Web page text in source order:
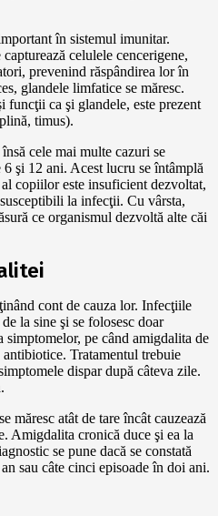
în sistemul imunitar.
celulele cencerigene,
prevenind răspândirea lor în
glandele limfatice se măresc.
funcţii ca şi glandele, este prezent
timus).
cele mai multe cazuri se
şi 12 ani. Acest lucru se întâmplă
copiilor este insuficient dezvoltat,
la infecţii. Cu vârsta,
ce organismul dezvoltă alte căi
cont de cauza lor. Infecţiile
la sine şi se folosesc doar
simptomelor, pe când amigdalita de
Tratamentul trebuie
dispar după câteva zile.
măresc atât de tare încât cauzează
Amigdalita cronică duce şi ea la
se pune dacă se constată
sau câte cinci episoade în doi ani.